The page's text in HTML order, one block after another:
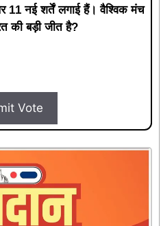
11 नई शर्तें लगाई हैं। वैश्विक मंच
की बड़ी जीत है?
Vote